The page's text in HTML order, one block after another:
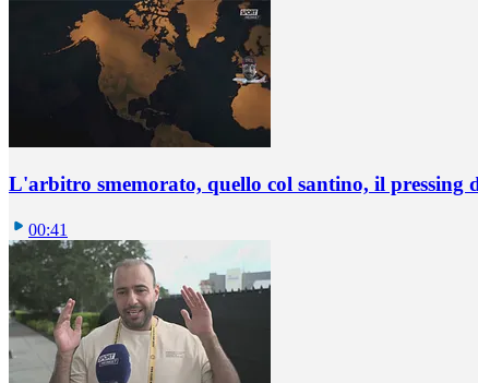
L'arbitro smemorato, quello col santino, il
00:41